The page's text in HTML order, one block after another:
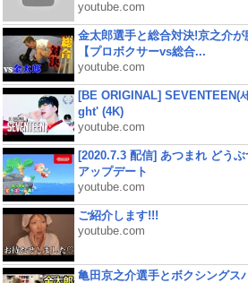
youtube.com
金太郎選手と総合対決!京之介
【プロボクサーvs総合...
youtube.com
[BE ORIGINAL] SEVENTEEN(
ght' (4K)
youtube.com
[2020.7.3 配信] あつまれ どう
アップデート
youtube.com
ご紹介します!!!
youtube.com
亀田京之介選手とボクシングス